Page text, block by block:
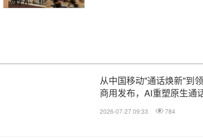
从中国移动"通话焕新"到
商用发布，AI重塑原生通
2026-07-27 09:33 784